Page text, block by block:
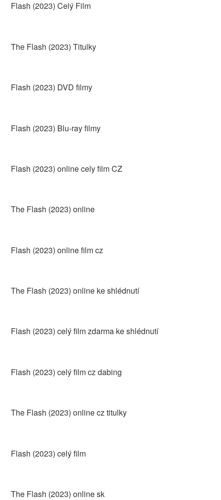
Flash (2023) Celý Film
The Flash (2023) Titulky
Flash (2023) DVD filmy
Flash (2023) Blu-ray filmy
Flash (2023) online cely film CZ
The Flash (2023) online
Flash (2023) online film cz
The Flash (2023) online ke shlédnutí
Flash (2023) celý film zdarma ke shlédnutí
Flash (2023) celý film cz dabing
The Flash (2023) online cz titulky
Flash (2023) celý film
The Flash (2023) online sk